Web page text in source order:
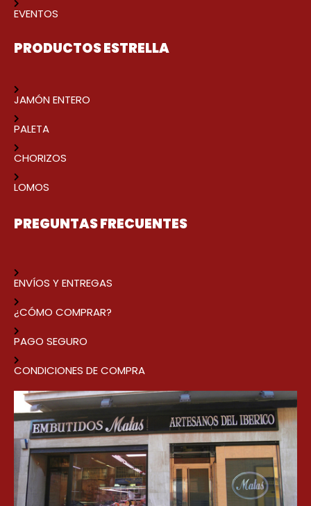
EVENTOS
PRODUCTOS ESTRELLA
JAMÓN ENTERO
PALETA
CHORIZOS
LOMOS
PREGUNTAS FRECUENTES
ENVÍOS Y ENTREGAS
¿CÓMO COMPRAR?
PAGO SEGURO
CONDICIONES DE COMPRA